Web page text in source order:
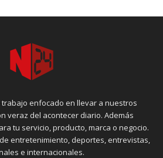
enfocado en llevar a nuestros
veraz del acontecer diario. Además
tu servicio, producto, marca o negocio.
entretenimiento, deportes, entrevistas,
e internacionales.